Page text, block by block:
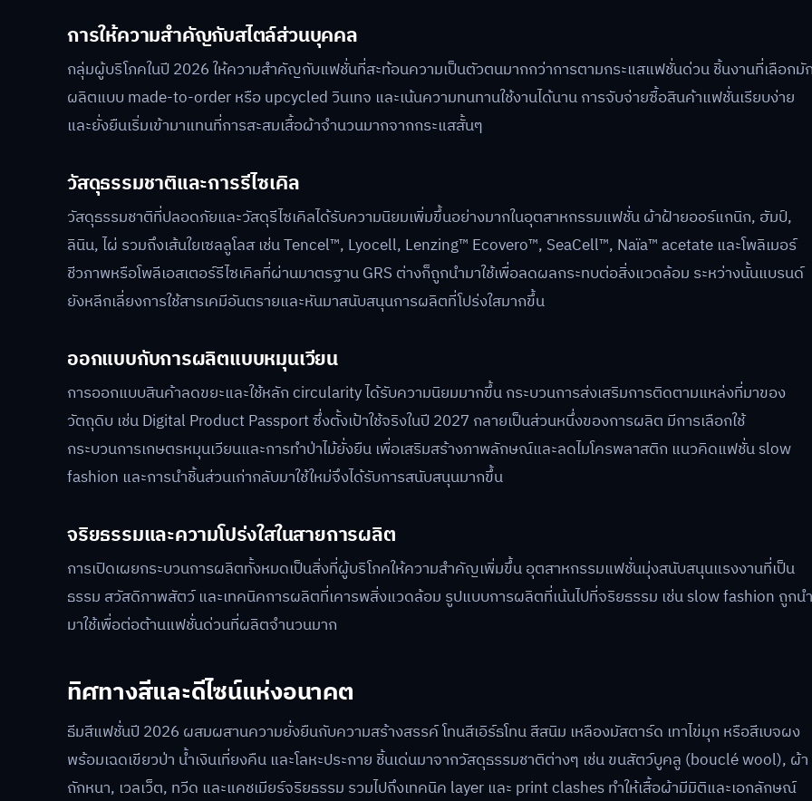
การให้ความสำคัญกับสไตล์ส่วนบุคคล
กลุ่มผู้บริโภคในปี 2026 ให้ความสำคัญกับแฟชั่นที่สะท้อนความเป็นตัวตนมากกว่าการตามกระแสแฟชั่นด่วน ชิ้นงานที่เลือกมั
ผลิตแบบ made-to-order หรือ upcycled วินเทจ และเน้นความทนทานใช้งานได้นาน การจับจ่ายซื้อสินค้าแฟชั่นเรียบง่าย
และยั่งยืนเริ่มเข้ามาแทนที่การสะสมเสื้อผ้าจำนวนมากจากกระแสสั้นๆ
วัสดุธรรมชาติและการรีไซเคิล
วัสดุธรรมชาติที่ปลอดภัยและวัสดุรีไซเคิลได้รับความนิยมเพิ่มขึ้นอย่างมากในอุตสาหกรรมแฟชั่น ผ้าฝ้ายออร์แกนิก, ฮัมป์,
ลินิน, ไผ่ รวมถึงเส้นใยเซลลูโลส เช่น Tencel™, Lyocell, Lenzing™ Ecovero™, SeaCell™, Naïa™ acetate และโพลิเมอร์
ชีวภาพหรือโพลีเอสเตอร์รีไซเคิลที่ผ่านมาตรฐาน GRS ต่างก็ถูกนำมาใช้เพื่อลดผลกระทบต่อสิ่งแวดล้อม ระหว่างนั้นแบรนด์
ยังหลีกเลี่ยงการใช้สารเคมีอันตรายและหันมาสนับสนุนการผลิตที่โปร่งใสมากขึ้น
ออกแบบกับการผลิตแบบหมุนเวียน
การออกแบบสินค้าลดขยะและใช้หลัก circularity ได้รับความนิยมมากขึ้น กระบวนการส่งเสริมการติดตามแหล่งที่มาของ
วัตถุดิบ เช่น Digital Product Passport ซึ่งตั้งเป้าใช้จริงในปี 2027 กลายเป็นส่วนหนึ่งของการผลิต มีการเลือกใช้
กระบวนการเกษตรหมุนเวียนและการทำป่าไม้ยั่งยืน เพื่อเสริมสร้างภาพลักษณ์และลดไมโครพลาสติก แนวคิดแฟชั่น slow
fashion และการนำชิ้นส่วนเก่ากลับมาใช้ใหม่จึงได้รับการสนับสนุนมากขึ้น
จริยธรรมและความโปร่งใสในสายการผลิต
การเปิดเผยกระบวนการผลิตทั้งหมดเป็นสิ่งที่ผู้บริโภคให้ความสำคัญเพิ่มขึ้น อุตสาหกรรมแฟชั่นมุ่งสนับสนุนแรงงานที่เป็น
ธรรม สวัสดิภาพสัตว์ และเทคนิคการผลิตที่เคารพสิ่งแวดล้อม รูปแบบการผลิตที่เน้นไปที่จริยธรรม เช่น slow fashion ถูกนำ
มาใช้เพื่อต่อต้านแฟชั่นด่วนที่ผลิตจำนวนมาก
ทิศทางสีและดีไซน์แห่งอนาคต
ธีมสีแฟชั่นปี 2026 ผสมผสานความยั่งยืนกับความสร้างสรรค์ โทนสีเอิร์ธโทน สีสนิม เหลืองมัสตาร์ด เทาไข่มุก หรือสีเบจผง
พร้อมเฉดเขียวป่า น้ำเงินเที่ยงคืน และโลหะประกาย ชิ้นเด่นมาจากวัสดุธรรมชาติต่างๆ เช่น ขนสัตว์บูคลู (bouclé wool), ผ้า
ถักหนา, เวลเว็ต, ทวีด และแคชเมียร์จริยธรรม รวมไปถึงเทคนิค layer และ print clashes ทำให้เสื้อผ้ามีมิติและเอกลักษณ์